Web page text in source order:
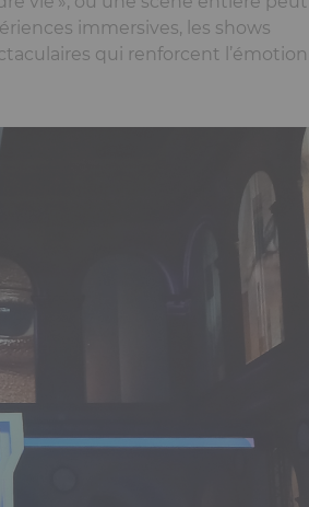
immersives, les shows
qui renforcent